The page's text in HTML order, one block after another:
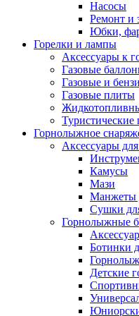
Насосы
Ремонт и
Юбки,
Горелки и лампы
Аксессуары к
Газовые
Газовые и
Газовые плиты
Туристические
Горнолыжное
Аксессуары
Камусы
Мази
Манжеты
Сушки
Горнолыжные
Ботинки
Детские